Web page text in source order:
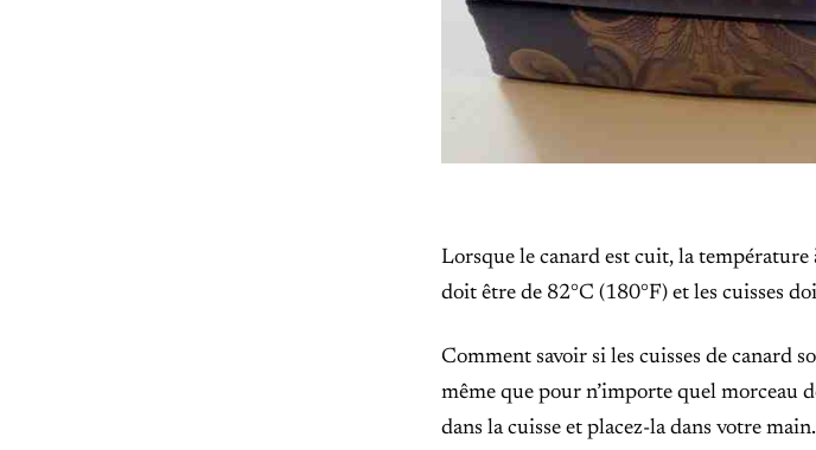
Lorsque le canard est cuit, la température
doit être de 82°C (180°F) et les cuisses
Comment savoir si les cuisses de canard
même que pour n’importe quel morceau
dans la cuisse et placez-la dans votre